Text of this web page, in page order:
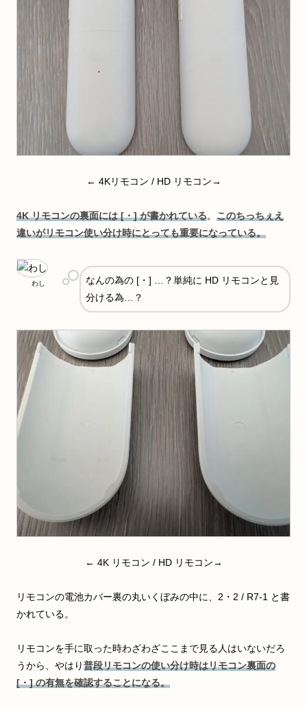
← 4Kリモコン / HD リモコン→
4K リモコンの裏面には [・] が書かれている。 このちっちぇえ
違いがリモコン使い分け時にとっても重要になっている。
わし
なんの為の [・] …？単純に HD リモコンと見
分ける為…？
← 4K リモコン / HD リモコン→
リモコンの電池カバー裏の丸いくぼみの中に、2・2 / R7-1 と書
かれている。
リモコンを手に取った時わざわざここまで見る人はいないだろ
うから、やはり普段リモコンの使い分け時はリモコン裏面の
[・] の有無を確認することになる。